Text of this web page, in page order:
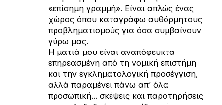
«επίσημη γραμμή». Είναι απλώς ένας
χώρος όπου καταγράφω αυθόρμητους
προβληματισμούς για όσα συμβαίνουν
γύρω μας.
Η ματιά μου είναι αναπόφευκτα
επηρεασμένη από τη νομική επιστήμη
και την εγκληματολογική προσέγγιση,
αλλά παραμένει πάνω απ’ όλα
προσωπική... σκέψεις και παρατηρήσεις